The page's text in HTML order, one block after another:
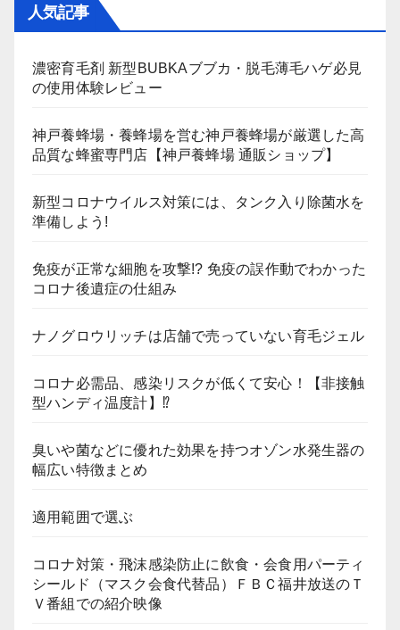
人気記事
濃密育毛剤 新型BUBKAブブカ・脱毛薄毛ハゲ必見
の使用体験レビュー
神戸養蜂場・養蜂場を営む神戸養蜂場が厳選した高
品質な蜂蜜専門店【神戸養蜂場 通販ショップ】
新型コロナウイルス対策には、タンク入り除菌水を
準備しよう!
免疫が正常な細胞を攻撃!? 免疫の誤作動でわかった
コロナ後遺症の仕組み
ナノグロウリッチは店舗で売っていない育毛ジェル
コロナ必需品、感染リスクが低くて安心！【非接触
型ハンディ温度計】⁉
臭いや菌などに優れた効果を持つオゾン水発生器の
幅広い特徴まとめ
適用範囲で選ぶ
コロナ対策・飛沫感染防止に飲食・会食用パーティ
シールド（マスク会食代替品）ＦＢＣ福井放送のＴ
Ｖ番組での紹介映像